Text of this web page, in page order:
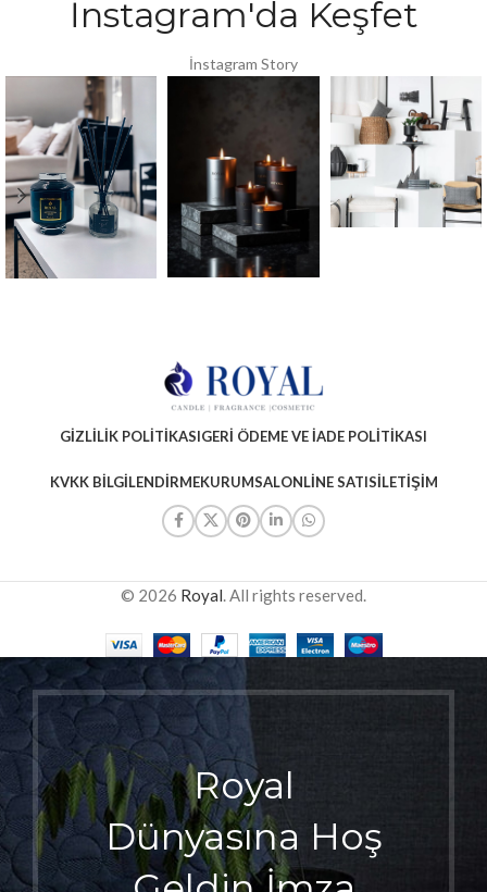
İnstagram'da Keşfet
İnstagram Story
GIZLILIK POLITIKASIGERI ÖDEME VE İADE POLITIKASI
KVKK BILGILENDIRMEKURUMSALONLINE SATISİLETIŞIM
© 2026 Royal. All rights reserved.
Royal
Dünyasına Hoş